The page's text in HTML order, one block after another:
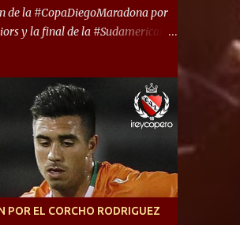
es la convivencia
- Racing. “No encuentro, más
logros deportivos, tantos
gente en este deporte”,
Moyano. “Creo que
de la #CopaDiegoMaradona por
y la final de la #Sudamericana
Justicia o Lanús, dadas estás dos
el Rey de Copas se clasifica a la
de este 2021. En este
sufrirá modificaciones
que iniciará en fase de grupos
de los cuales sólo los
de cada grupo jugarán los 8vos.
POR EL CORCHO RODRIGUEZ